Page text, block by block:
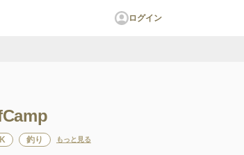
ログイン
釣り もっと見る